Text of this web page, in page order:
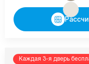
Каждая 3-я дверь